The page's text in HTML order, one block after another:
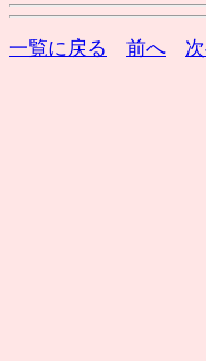
一覧に戻る 前へ